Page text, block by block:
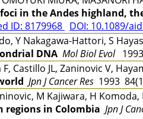
foci in the Andes highland,
ID: 8179968 DOI: 10.1089/
Y Nakagawa-Hattori, S
DNA Mol Biol Evol
Castillo JL, Zaninovic V,
Jpn J Cancer Res 1993
M Kajiwara, H Komoda,
regions in Colombia Jpn J